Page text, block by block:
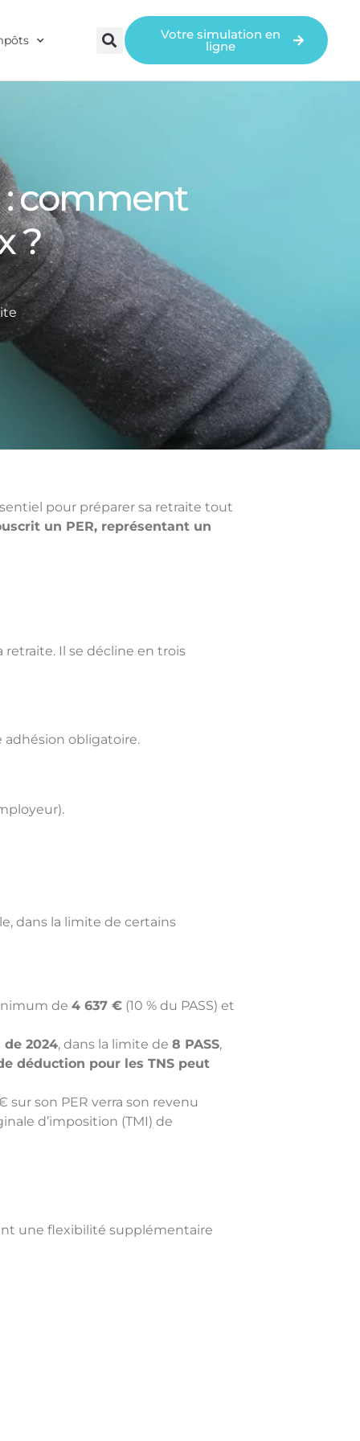
Votre simulation en
ligne
: comment
?
pour préparer sa retraite tout
un PER, représentant un
Il se décline en trois
adhésion obligatoire.
dans la limite de certains
de 4 637 € (10 % du PASS) et
de 2024, dans la limite de 8 PASS,
déduction pour les TNS peut
son PER verra son revenu
d’imposition (TMI) de
une flexibilité supplémentaire